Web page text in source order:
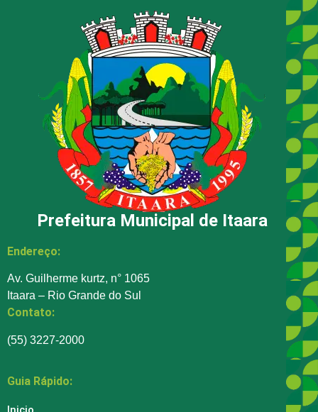
Prefeitura Municipal de Itaara
Endereço:
Av. Guilherme kurtz, n° 1065
Itaara – Rio Grande do Sul
Contato:
(55) 3227-2000
Guia Rápido: